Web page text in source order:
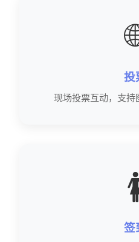
投
现场投票互动，支
签